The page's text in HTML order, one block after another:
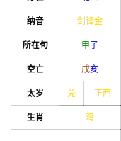
纳音 剑锋金
所在旬 甲子
空亡 戌亥
太岁 兑 正西
生肖 鸡